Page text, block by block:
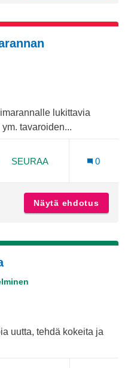
lukittavia
tavaroiden...
20 SEURAAJAA
SEURAA
0
Näytä ehdotus
uutta, tehdä kokeita ja